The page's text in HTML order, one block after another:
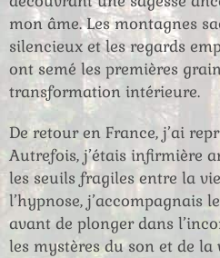
mon âme. Les montagnes
silencieux et les regards
ont semé les premières
transformation intérieure.
De retour en France, j’ai
Autrefois, j’étais infirmière
les seuils fragiles entre la
l’hypnose, j’accompagnais
avant de plonger dans
les mystères du son et de la